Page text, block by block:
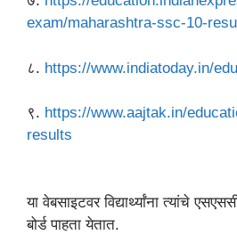
exam/maharashtra-ssc-10-
८. https://www.indiatoday.in/
९. https://www.aajtak.in/
results
या वेबसाइटवर विद्यार्थ्यांना त्यांचे
बोर्ड पाहता येतात.